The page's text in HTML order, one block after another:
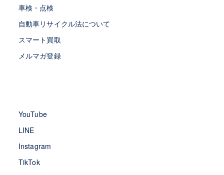
車検・点検
自動車リサイクル法について
スマート買取
メルマガ登録
YouTube
LINE
Instagram
TikTok